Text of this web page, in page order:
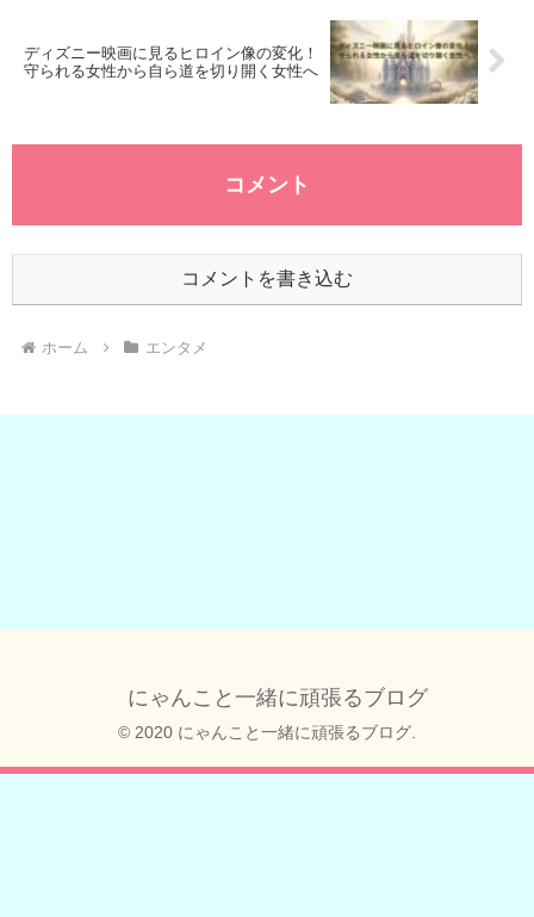
ディズニー映画に見るヒロイン像の変化！
守られる女性から自ら道を切り開く女性へ
コメント
コメントを書き込む
ホーム エンタメ
にゃんこと一緒に頑張るブログ
© 2020 にゃんこと一緒に頑張るブログ.